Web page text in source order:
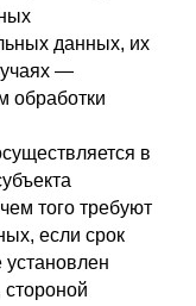
данных, их
—
обработки
в
того требуют
если срок